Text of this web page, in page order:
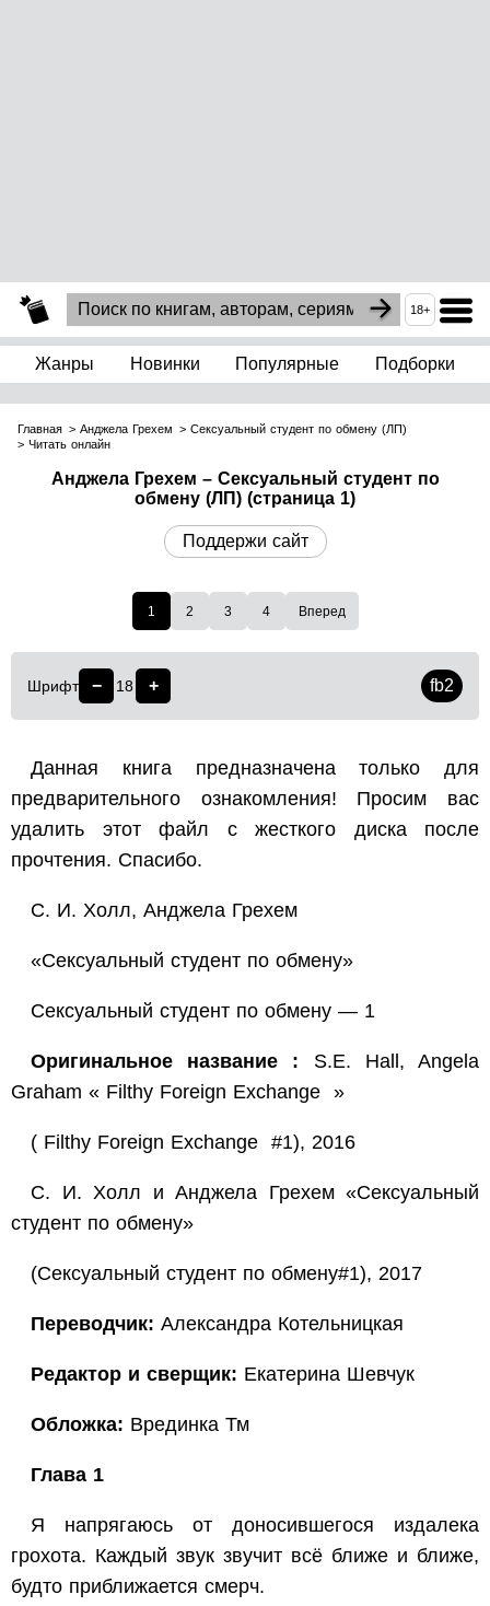
18+
Жанры Новинки Популярные Подборки
Главная Анджела Грехем
Сексуальный студент по обмену (ЛП)
Читать онлайн
Анджела Грехем – Сексуальный студент по
обмену (ЛП) (страница 1)
Поддержи сайт
1 2 3 4 Вперед
Шрифт − 18 + fb2
Данная книга предназначена только для
предварительного ознакомления! Просим вас
удалить этот файл с жесткого диска после
прочтения. Спасибо.
С. И. Холл, Анджела Грехем
«Сексуальный студент по обмену»
Сексуальный студент по обмену — 1
Оригинальное название : S.E. Hall, Angela
Graham « Filthy Foreign Exchange »
( Filthy Foreign Exchange #1), 2016
С. И. Холл и Анджела Грехем «Сексуальный
студент по обмену»
(Сексуальный студент по обмену#1), 2017
Переводчик: Александра Котельницкая
Редактор и сверщик: Екатерина Шевчук
Обложка: Врединка Тм
Глава 1
Я напрягаюсь от доносившегося издалека
грохота. Каждый звук звучит всё ближе и ближе,
будто приближается смерч.